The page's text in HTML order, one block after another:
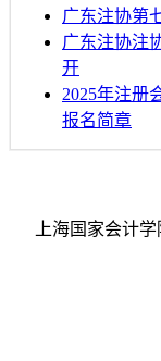
广东注协第
广东注协注
开
2025年注册
报名简章
上海国家会计